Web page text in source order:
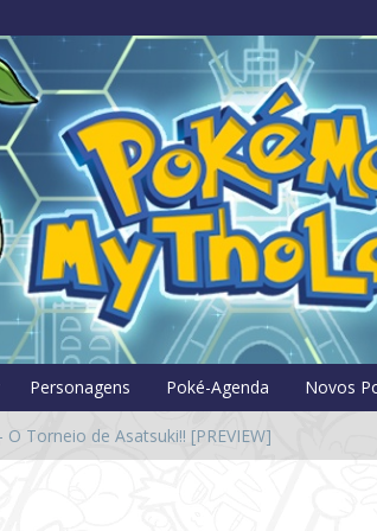
Personagens Poké-Agenda Novos
Torneio de Asatsuki!! [PREVIEW]